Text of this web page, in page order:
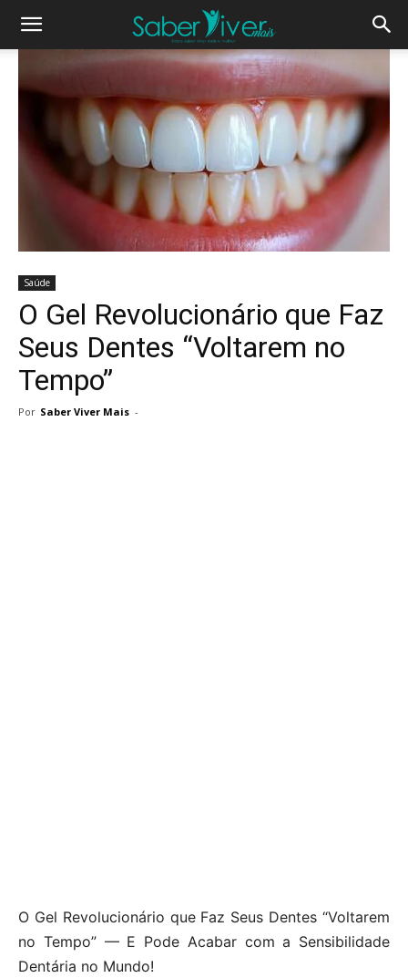
Saúde
O Gel Revolucionário que Faz
Seus Dentes “Voltarem no
Tempo”
Por Saber Viver Mais -
O Gel Revolucionário que Faz Seus Dentes “Voltarem
no Tempo” — E Pode Acabar com a Sensibilidade
Dentária no Mundo!